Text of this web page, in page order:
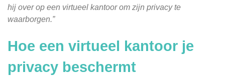
hij over op een virtueel kantoor om zijn privacy te
waarborgen.”
Hoe een virtueel kantoor je
privacy beschermt